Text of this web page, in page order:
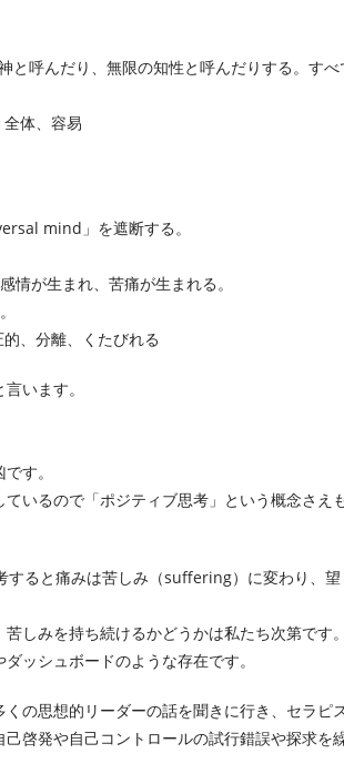
呼んだり、無限の知性と呼んだりする。すべ
体、容易
mind」を遮断する。
情が生まれ、苦痛が生まれる。
、分離、くたびれる
います。
す。
いるので「ポジティブ思考」という概念さえ
すると痛みは苦しみ（suffering）に変わり、望
しみを持ち続けるかどうかは私たち次第です
ッシュボードのような存在です。
の思想的リーダーの話を聞きに行き、セラピ
啓発や自己コントロールの試行錯誤や探求を